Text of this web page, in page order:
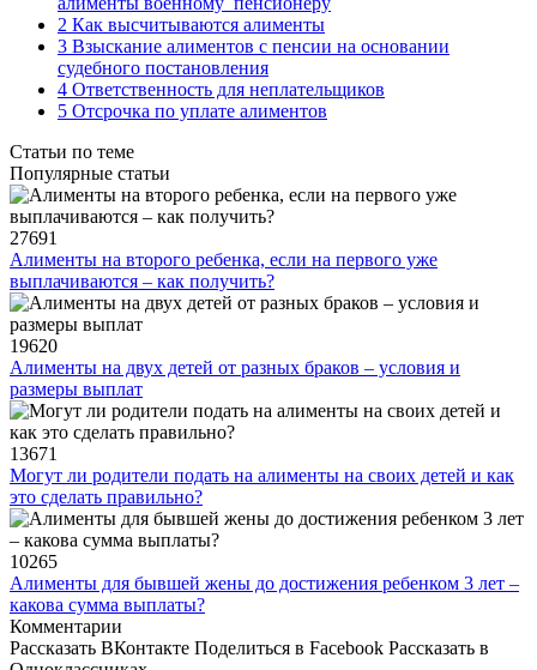
2 Как высчитываются алименты
3 Взыскание алиментов с пенсии на основании
судебного постановления
4 Ответственность для неплательщиков
5 Отсрочка по уплате алиментов
Статьи по теме
Популярные статьи
27691
Алименты на второго ребенка, если на первого уже
выплачиваются – как получить?
19620
Алименты на двух детей от разных браков – условия и
размеры выплат
13671
Могут ли родители подать на алименты на своих детей и как
это сделать правильно?
10265
Алименты для бывшей жены до достижения ребенком 3 лет –
какова сумма выплаты?
Комментарии
Рассказать ВКонтакте Поделиться в Facebook Рассказать в